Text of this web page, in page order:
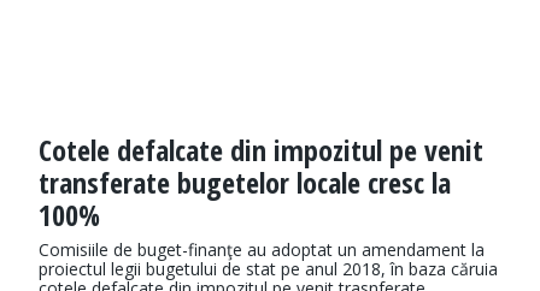
Cotele defalcate din impozitul pe venit
transferate bugetelor locale cresc la
100%
Comisiile de buget-finanţe au adoptat un amendament la
proiectul legii bugetului de stat pe anul 2018, în baza căruia